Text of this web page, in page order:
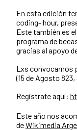
En esta edición
coding- hour,
Este también es
programa de
gracias al apoyo
Lxs convocamos
(15 de Agosto
Registrate aquí:
Este año nos
deWikimedia